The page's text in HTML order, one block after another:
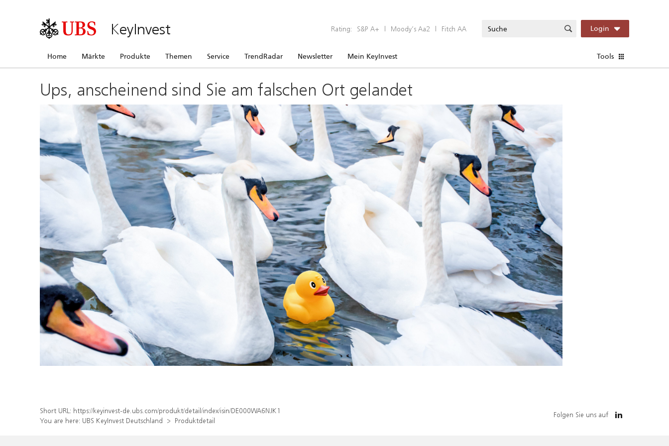
KeyInvest Rating: S&P A+ | Moody’s Aa2 | Fitch AA Login
Home Märkte Produkte Themen Service TrendRadar Newsletter Mein KeyInvest Tools
Ups, anscheinend sind Sie am falschen Ort gelandet
Short URL: https://keyinvest-de.ubs.com/produkt/detail/index/isin/DE000WA6NJK1
You are here: UBS KeyInvest Deutschland Produktdetail
Folgen Sie uns auf